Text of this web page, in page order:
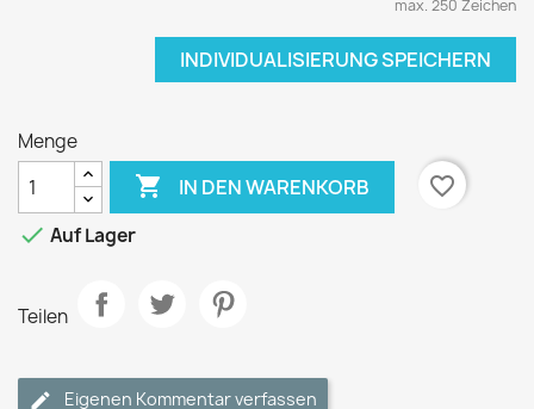
max. 250 Zeichen
INDIVIDUALISIERUNG SPEICHERN
Menge
 IN DEN WARENKORB
favorite_border
 Auf Lager
Teilen
Eigenen Kommentar verfassen